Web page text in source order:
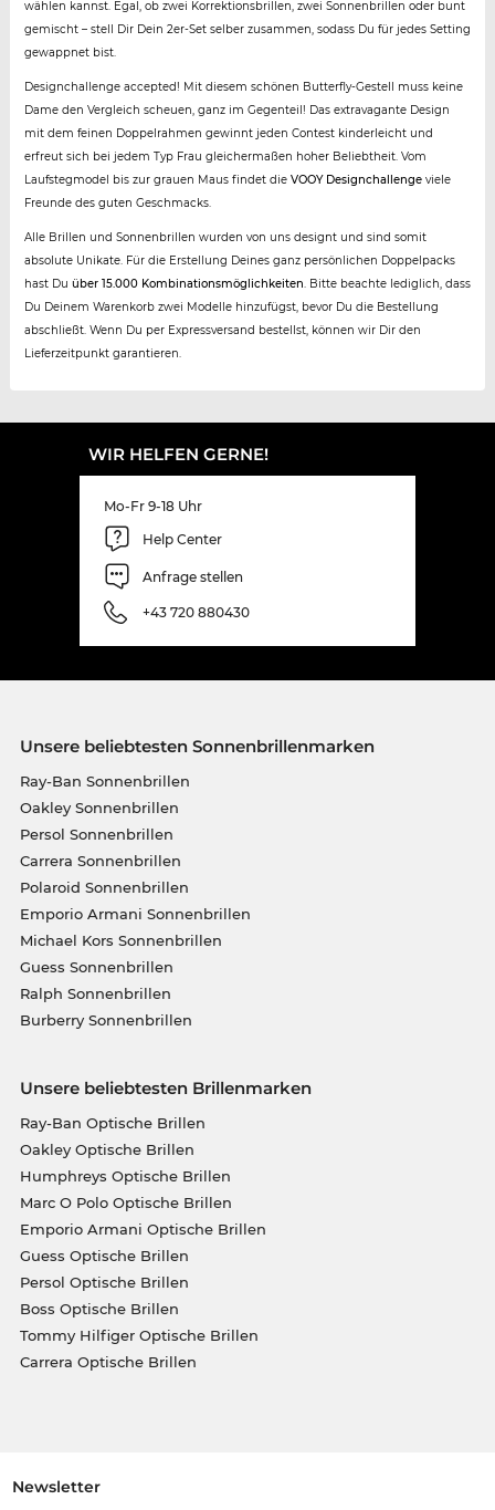
wählen kannst. Egal, ob zwei Korrektionsbrillen, zwei Sonnenbrillen oder bunt
gemischt – stell Dir Dein 2er-Set selber zusammen, sodass Du für jedes Setting
gewappnet bist.
Designchallenge accepted! Mit diesem schönen Butterfly-Gestell muss keine
Dame den Vergleich scheuen, ganz im Gegenteil! Das extravagante Design
mit dem feinen Doppelrahmen gewinnt jeden Contest kinderleicht und
erfreut sich bei jedem Typ Frau gleichermaßen hoher Beliebtheit. Vom
Laufstegmodel bis zur grauen Maus findet die VOOY Designchallengeviele
Freunde des guten Geschmacks.
Alle Brillen und Sonnenbrillen wurden von uns designt und sind somit
absolute Unikate. Für die Erstellung Deines ganz persönlichen Doppelpacks
hast Du über 15.000 Kombinationsmöglichkeiten. Bitte beachte lediglich, dass
Du Deinem Warenkorb zwei Modelle hinzufügst, bevor Du die Bestellung
abschließt. Wenn Du per Expressversand bestellst, können wir Dir den
Lieferzeitpunkt garantieren.
WIR HELFEN GERNE!
Mo-Fr 9-18 Uhr
Help Center
Anfrage stellen
+43 720 880430
Unsere beliebtesten Sonnenbrillenmarken
Ray-Ban Sonnenbrillen
Oakley Sonnenbrillen
Persol Sonnenbrillen
Carrera Sonnenbrillen
Polaroid Sonnenbrillen
Emporio Armani Sonnenbrillen
Michael Kors Sonnenbrillen
Guess Sonnenbrillen
Ralph Sonnenbrillen
Burberry Sonnenbrillen
Unsere beliebtesten Brillenmarken
Ray-Ban Optische Brillen
Oakley Optische Brillen
Humphreys Optische Brillen
Marc O Polo Optische Brillen
Emporio Armani Optische Brillen
Guess Optische Brillen
Persol Optische Brillen
Boss Optische Brillen
Tommy Hilfiger Optische Brillen
Carrera Optische Brillen
Newsletter